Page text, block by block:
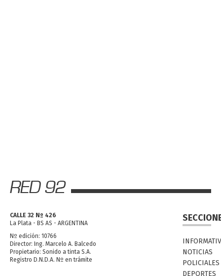
CALLE 32 Nº 426
La Plata - BS AS - ARGENTINA
Nº edición: 10766
Director: Ing. Marcelo A. Balcedo
Propietario: Sonido a tinta S.A.
Registro D.N.D.A. Nº en trámite
NOTICIAS
POLICIALES
DEPORTES